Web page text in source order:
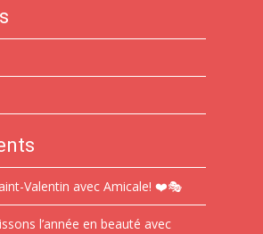
Valentin avec Amicale! ❤️🎭
l’année en beauté avec